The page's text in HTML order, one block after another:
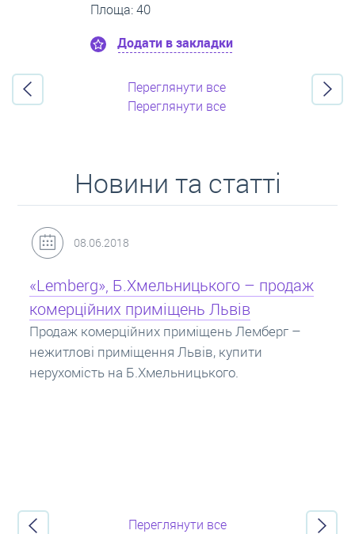
Площа: 55
Додати в закладки
Переглянути все
Переглянути все
Новини та статті
31.05.2018
Кредит під заставу нерухомості: іпотека
Іпотека на квартиру – кредит на житло під
заставу нерухомості. Купити в іпотеку – що
потрібно знати? Консультація від Експертів
про іпотечні кредити.
Переглянути все